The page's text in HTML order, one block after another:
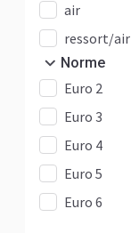
air
ressort/air
Norme
Euro 2
Euro 3
Euro 4
Euro 5
Euro 6